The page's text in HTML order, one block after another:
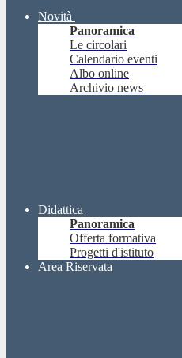
Novità
Panoramica
Le circolari
Calendario eventi
Albo online
Archivio news
Didattica
Panoramica
Offerta formativa
Progetti d'istituto
Area Riservata